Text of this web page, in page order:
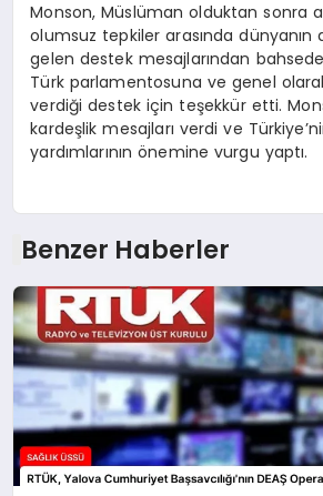
Monson, Müslüman olduktan sonra
olumsuz tepkiler arasında dünyanın
gelen destek mesajlarından
Türk parlamentosuna ve genel
verdiği destek için teşekkür etti.
kardeşlik mesajları verdi ve
yardımlarının önemine vurgu yaptı.
Benzer Haberler